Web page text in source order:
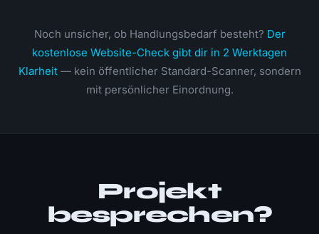
Noch unsicher, ob Handlungsbedarf besteht? Der
kostenlose Website-Check gibt dir in 2 Werktagen
Klarheit— kein öffentlicher Standard-Scanner, sondern
mit persönlicher Einordnung.
Projekt
besprechen?